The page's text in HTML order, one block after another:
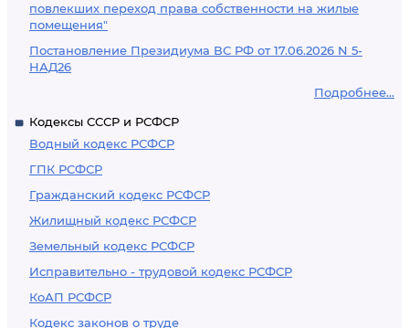
повлекших переход права собственности на жилые
помещения"
Постановление Президиума ВС РФ от 17.06.2026 N 5-
НАД26
Подробнее...
Кодексы СССР и РСФСР
Водный кодекс РСФСР
ГПК РСФСР
Гражданский кодекс РСФСР
Жилищный кодекс РСФСР
Земельный кодекс РСФСР
Исправительно - трудовой кодекс РСФСР
КоАП РСФСР
Кодекс законов о труде